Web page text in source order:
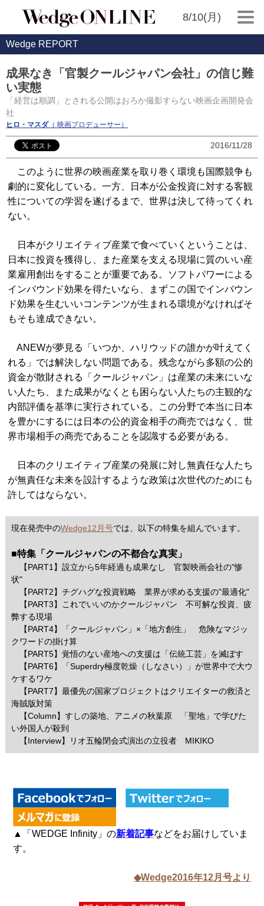
8/10(月)
Wedge REPORT
成果なき「官製クールジャパン会社」の信じ難
い実態
「経営は順調」とされる公開はおろか撮影すらない映画企画開発会
社
ヒロ・マスダ（ 映画プロデューサー）
2016/11/28
このように世界の映画産業を取り巻く環境も国際競争も
劇的に変化している。一方、日本が公金投資に対する客観
性についての学習を遂げるまで、世界は決して待ってくれ
ない。
日本がクリエイティブ産業で食べていくということは、
日本に投資を獲得し、また産業を支える現場に質のいい産
業雇用創出をすることが重要である。ソフトパワーによる
インバウンド効果を得たいなら、まずこの国でインバウン
ド効果を生むいいコンテンツが生まれる環境がなければそ
もそも達成できない。
ANEWが夢見る「いつか、ハリウッドの誰かが叶えてく
れる」では解決しない問題である。残念ながら多額の公的
資金が散財される「クールジャパン」は産業の未来にいな
い人たち、また成果がなくとも困らない人たちの主観的な
内部評価を基準に実行されている。この分野で本当に日本
を豊かにするには日本の公的資金相手の商売ではなく、世
界市場相手の商売であることを認識する必要がある。
日本のクリエイティブ産業の発展に対し無責任な人たち
が無責任な未来を設計するような政策は次世代のためにも
許してはならない。
現在発売中のWedge12月号では、以下の特集を組んでいます。
■特集「クールジャパンの不都合な真実」
【PART1】設立から5年経過も成果なし 官製映画会社の"惨
状"
【PART2】チグハグな投資戦略 業界が求める支援の"最適化"
【PART3】これでいいのかクールジャパン 不可解な投資、疲
弊する現場
【PART4】「クールジャパン」×「地方創生」 危険なマジッ
クワードの掛け算
【PART5】覚悟のない産地への支援は「伝統工芸」を滅ぼす
【PART6】「Superdry極度乾燥（しなさい）」が世界中で大ウ
ケするワケ
【PART7】最優先の国家プロジェクトはクリエイターの救済と
海賊版対策
【Column】すしの築地、アニメの秋葉原 「聖地」で学びた
い外国人が殺到
【Interview】リオ五輪閉会式演出の立役者 MIKIKO
▲「WEDGE Infinity」の新着記事などをお届けしていま
す。
◆Wedge2016年12月号より